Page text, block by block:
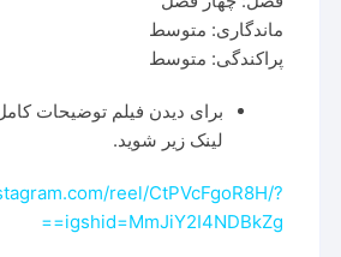
ماندگاری: متوسط
پراکندگی: متوسط
برای دیدن فیلم توضیحات
لینک زیر شوید.
reel/CtPVcFgoR8H/?
igshid=MmJiY2I4NDBkZg==